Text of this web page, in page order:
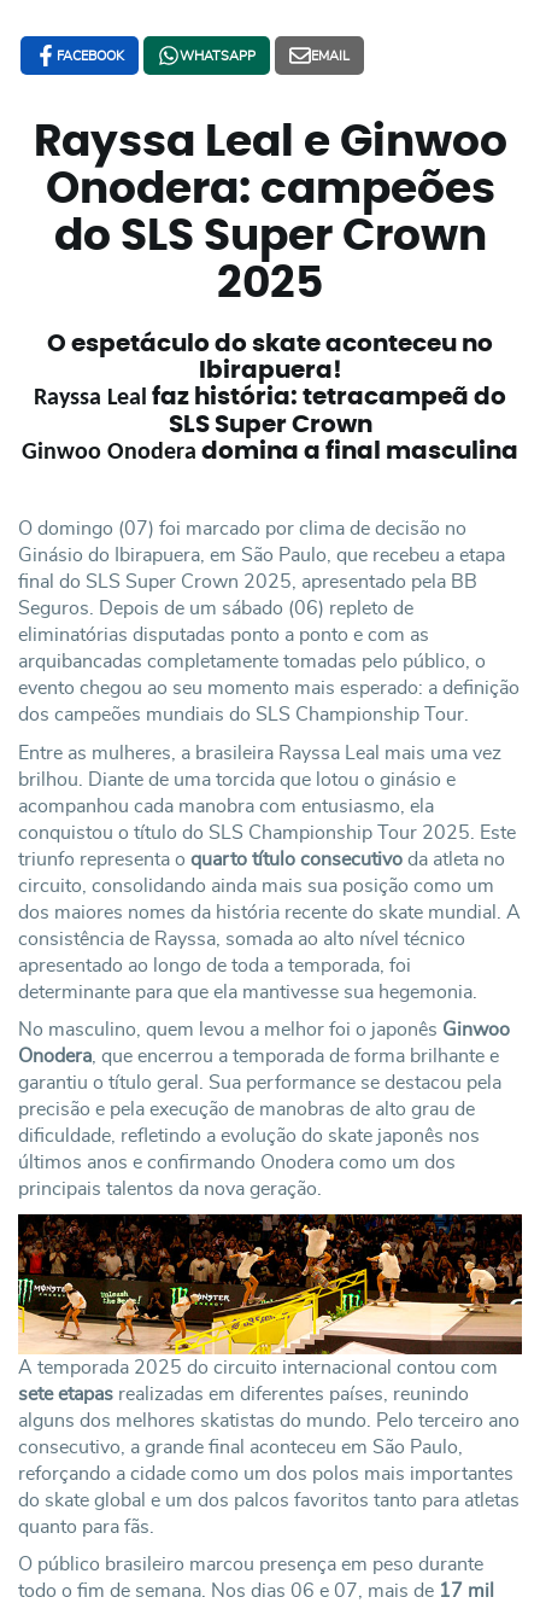
FACEBOOK WHATSAPP EMAIL
Rayssa Leal e Ginwoo
Onodera: campeões
do SLS Super Crown
2025
O espetáculo do skate aconteceu no
Ibirapuera!
Rayssa Leal faz história: tetracampeã do
SLS Super Crown
Ginwoo Onodera domina a final masculina
O domingo (07) foi marcado por clima de decisão no
Ginásio do Ibirapuera, em São Paulo, que recebeu a etapa
final do SLS Super Crown 2025, apresentado pela BB
Seguros. Depois de um sábado (06) repleto de
eliminatórias disputadas ponto a ponto e com as
arquibancadas completamente tomadas pelo público, o
evento chegou ao seu momento mais esperado: a definição
dos campeões mundiais do SLS Championship Tour.
Entre as mulheres, a brasileira Rayssa Leal mais uma vez
brilhou. Diante de uma torcida que lotou o ginásio e
acompanhou cada manobra com entusiasmo, ela
conquistou o título do SLS Championship Tour 2025. Este
triunfo representa o quarto título consecutivo da atleta no
circuito, consolidando ainda mais sua posição como um
dos maiores nomes da história recente do skate mundial. A
consistência de Rayssa, somada ao alto nível técnico
apresentado ao longo de toda a temporada, foi
determinante para que ela mantivesse sua hegemonia.
No masculino, quem levou a melhor foi o japonês Ginwoo
Onodera , que encerrou a temporada de forma brilhante e
garantiu o título geral. Sua performance se destacou pela
precisão e pela execução de manobras de alto grau de
dificuldade, refletindo a evolução do skate japonês nos
últimos anos e confirmando Onodera como um dos
principais talentos da nova geração.
A temporada 2025 do circuito internacional contou com
sete etapas realizadas em diferentes países, reunindo
alguns dos melhores skatistas do mundo. Pelo terceiro ano
consecutivo, a grande final aconteceu em São Paulo,
reforçando a cidade como um dos polos mais importantes
do skate global e um dos palcos favoritos tanto para atletas
quanto para fãs.
O público brasileiro marcou presença em peso durante
todo o fim de semana. Nos dias 06 e 07, mais de 17 mil